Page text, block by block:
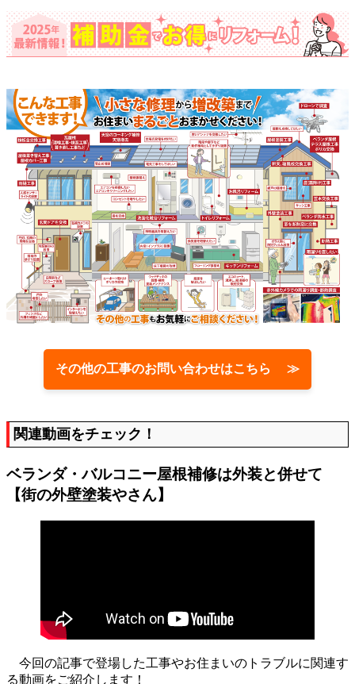
その他の工事のお問い合わせはこちら ≫
関連動画をチェック！
ベランダ・バルコニー屋根補修は外装と併せて
【街の外壁塗装やさん】
今回の記事で登場した工事やお住まいのトラブルに関連す
る動画をご紹介します！